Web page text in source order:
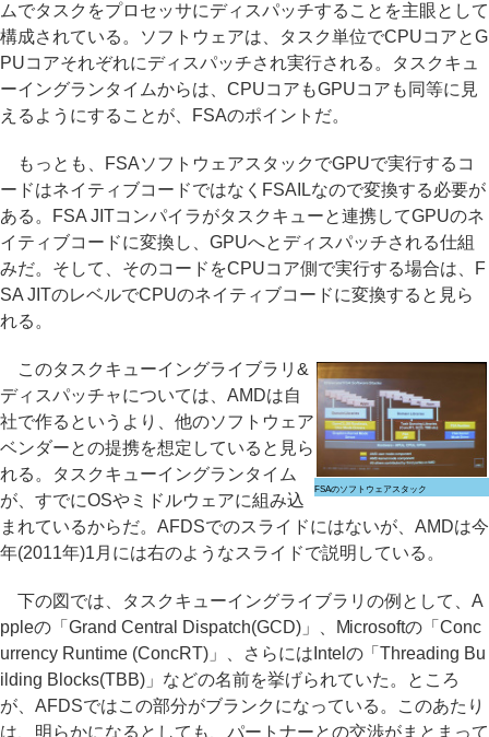
ムでタスクをプロセッサにディスパッチすることを主眼として
構成されている。ソフトウェアは、タスク単位でCPUコアとG
PUコアそれぞれにディスパッチされ実行される。タスクキュ
ーイングランタイムからは、CPUコアもGPUコアも同等に見
えるようにすることが、FSAのポイントだ。
もっとも、FSAソフトウェアスタックでGPUで実行するコ
ードはネイティブコードではなくFSAILなので変換する必要が
ある。FSA JITコンパイラがタスクキューと連携してGPUのネ
イティブコードに変換し、GPUへとディスパッチされる仕組
みだ。そして、そのコードをCPUコア側で実行する場合は、F
SA JITのレベルでCPUのネイティブコードに変換すると見ら
れる。
FSAのソフトウェアスタック
このタスクキューイングライブラリ&
ディスパッチャについては、AMDは自
社で作るというより、他のソフトウェア
ベンダーとの提携を想定していると見ら
れる。タスクキューイングランタイム
が、すでにOSやミドルウェアに組み込
まれているからだ。AFDSでのスライドにはないが、AMDは今
年(2011年)1月には右のようなスライドで説明している。
下の図では、タスクキューイングライブラリの例として、A
ppleの「Grand Central Dispatch(GCD)」、Microsoftの「Conc
urrency Runtime (ConcRT)」、さらにはIntelの「Threading Bu
ilding Blocks(TBB)」などの名前を挙げられていた。ところ
が、AFDSではこの部分がブランクになっている。このあたり
は、明らかになるとしても、パートナーとの交渉がまとまって